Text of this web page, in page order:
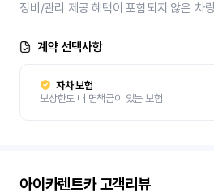
정비/관리 제공 혜택이 포함되지 않은 차
계약 선택사항
자차 보험
보상한도 내 면책금이 있는 보험
아이카렌트카고객리뷰